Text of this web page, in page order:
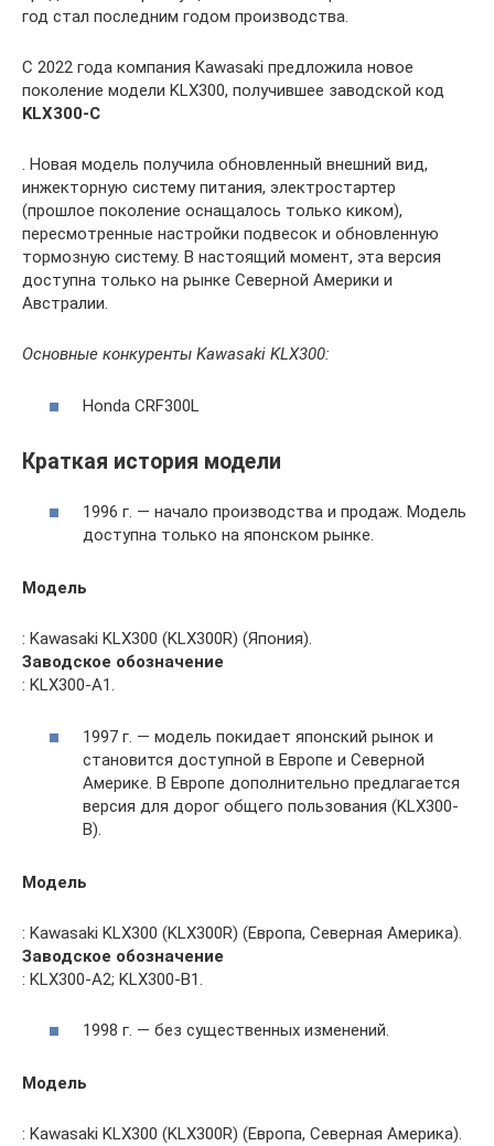
год стал последним годом производства.
С 2022 года компания Kawasaki предложила новое
поколение модели KLX300, получившее заводской код
KLX300-C
. Новая модель получила обновленный внешний вид,
инжекторную систему питания, электростартер
(прошлое поколение оснащалось только киком),
пересмотренные настройки подвесок и обновленную
тормозную систему. В настоящий момент, эта версия
доступна только на рынке Северной Америки и
Австралии.
Основные конкуренты Kawasaki KLX300:
Honda CRF300L
Краткая история модели
1996 г. — начало производства и продаж. Модель
доступна только на японском рынке.
Модель
: Kawasaki KLX300 (KLX300R) (Япония).
Заводское обозначение
: KLX300-A1.
1997 г. — модель покидает японский рынок и
становится доступной в Европе и Северной
Америке. В Европе дополнительно предлагается
версия для дорог общего пользования (KLX300-
B).
Модель
: Kawasaki KLX300 (KLX300R) (Европа, Северная Америка).
Заводское обозначение
: KLX300-A2; KLX300-B1.
1998 г. — без существенных изменений.
Модель
: Kawasaki KLX300 (KLX300R) (Европа, Северная Америка).